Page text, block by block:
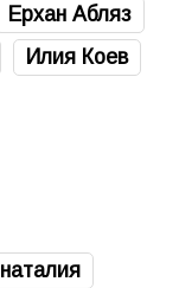
Ерхан Абляз
Илия Коев
наталия